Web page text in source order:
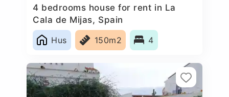
4 bedrooms house for rent in La
Cala de Mijas, Spain
Hus
150m2 4